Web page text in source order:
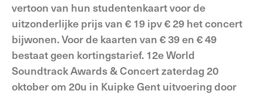
vertoon van hun studentenkaart voor de
uitzonderlijke prijs van € 19 ipv € 29 het concert
bijwonen. Voor de kaarten van € 39 en € 49
bestaat geen kortingstarief. 12e World
Soundtrack Awards & Concert zaterdag 20
oktober om 20u in Kuipke Gent uitvoering door